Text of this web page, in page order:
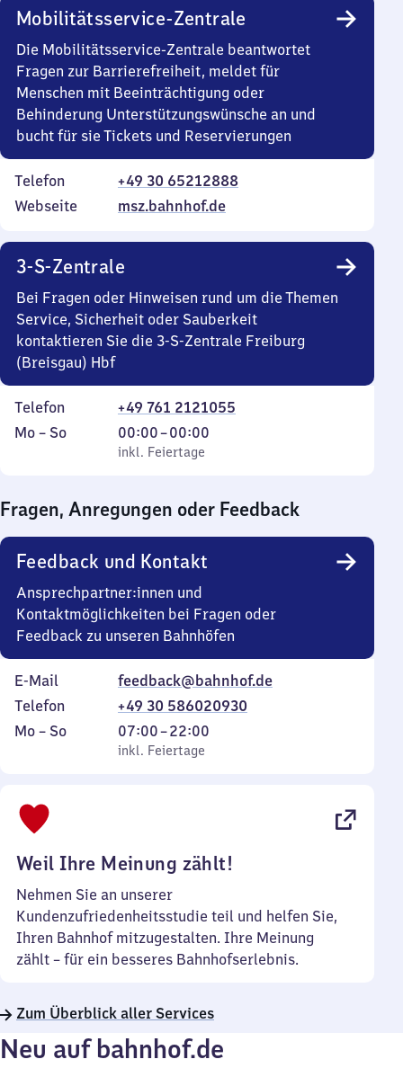
Mobilitätsservice-Zentrale
Die Mobilitätsservice-Zentrale beantwortet
Fragen zur Barrierefreiheit, meldet für
Menschen mit Beeinträchtigung oder
Behinderung Unterstützungswünsche an und
bucht für sie Tickets und Reservierungen
Telefon
+49 30 65212888
Webseite
msz.bahnhof.de
3-S-Zentrale
Bei Fragen oder Hinweisen rund um die Themen
Service, Sicherheit oder Sauberkeit
kontaktieren Sie die 3-S-Zentrale Freiburg
(Breisgau) Hbf
Telefon
+49 761 2121055
Montag
Mo – So,
inkl. Feiertage
00:00–00:00
Von
0
0
Uhr
inkl. Feiertage
Fragen, Anregungen oder Feedback
Feedback und Kontakt
Ansprechpartner:innen und
Kontaktmöglichkeiten bei Fragen oder
Feedback zu unseren Bahnhöfen
E-Mail
feedback@bahnhof.de
Telefon
+49 30 586020930
Montag
Mo – So,
inkl. Feiertage
07:00–22:00
Von
7
inkl. Feiertage
Weil Ihre Meinung zählt!
Nehmen Sie an unserer
Kundenzufriedenheitsstudie teil und helfen Sie,
Ihren Bahnhof mitzugestalten. Ihre Meinung
zählt – für ein besseres Bahnhofserlebnis.
Zum Überblick aller Services
Neu auf bahnhof.de